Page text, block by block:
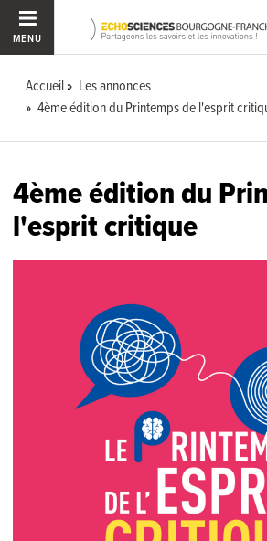
MENU
Accueil
Les annonces
4ème édition du Printemps de l'esprit
4ème édition du
l'esprit critique